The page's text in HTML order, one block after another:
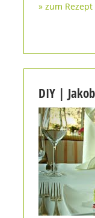
» zum Rezept
DIY |